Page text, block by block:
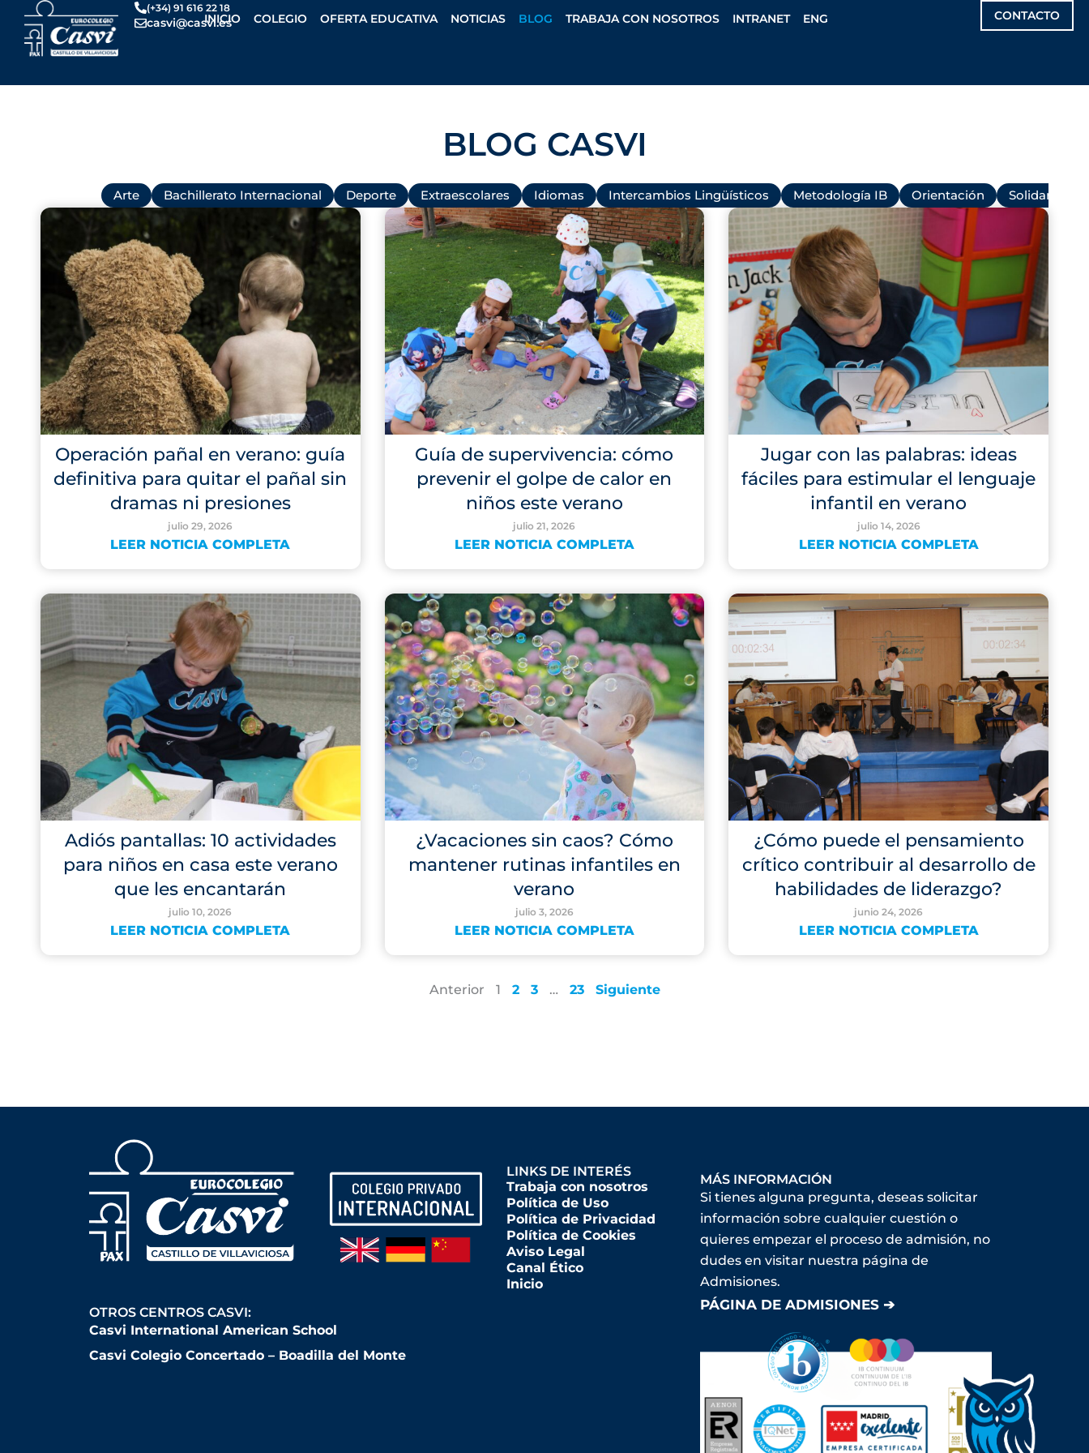
contenido
(+34) 91 616 22 18
casvi@casvi.es
INICIO COLEGIO OFERTA EDUCATIVA NOTICIAS BLOG TRABAJA CON NOSOTROS INTRANET ENG CONTACTO
BLOG CASVI
Arte Bachillerato Internacional Deporte Extraescolares Idiomas Intercambios Lingüísticos Metodología IB Orientación Solidaridad
Operación pañal en verano: guía
definitiva para quitar el pañal sin
dramas ni presiones
julio 29, 2026
LEER NOTICIA COMPLETA
Guía de supervivencia: cómo
prevenir el golpe de calor en
niños este verano
julio 21, 2026
LEER NOTICIA COMPLETA
Jugar con las palabras: ideas
fáciles para estimular el lenguaje
infantil en verano
julio 14, 2026
LEER NOTICIA COMPLETA
Adiós pantallas: 10 actividades
para niños en casa este verano
que les encantarán
julio 10, 2026
LEER NOTICIA COMPLETA
¿Vacaciones sin caos? Cómo
mantener rutinas infantiles en
verano
julio 3, 2026
LEER NOTICIA COMPLETA
¿Cómo puede el pensamiento
crítico contribuir al desarrollo de
habilidades de liderazgo?
junio 24, 2026
LEER NOTICIA COMPLETA
Anterior
P
a
g
e
1
P
a
g
e
2
P
a
g
e
3 …
P
a
g
e
23 Siguiente
OTROS CENTROS CASVI:
Casvi International American School
Casvi Colegio Concertado – Boadilla del Monte
LINKS DE INTERÉS
Trabaja con nosotros
Política de Uso
Política de Privacidad
Política de Cookies
Aviso Legal
Canal Ético
Inicio
MÁS INFORMACIÓN
Si tienes alguna pregunta, deseas solicitar
información sobre cualquier cuestión o
quieres empezar el proceso de admisión, no
dudes en visitar nuestra página de
Admisiones.
PÁGINA DE ADMISIONES ➔